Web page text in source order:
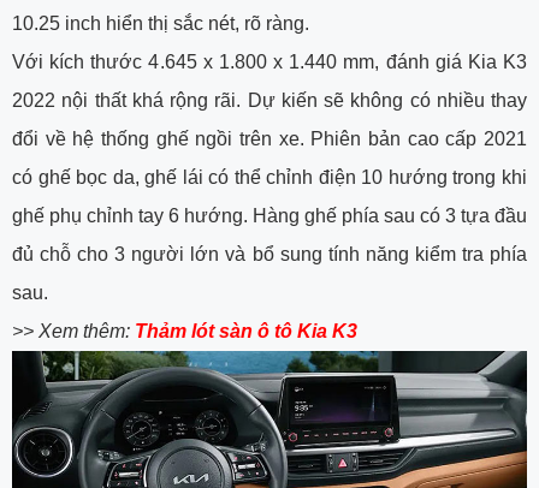
10.25 inch hiển thị sắc nét, rõ ràng.
Với kích thước 4.645 x 1.800 x 1.440 mm, đánh giá Kia K3
2022 nội thất khá rộng rãi. Dự kiến sẽ không có nhiều thay
đổi về hệ thống ghế ngồi trên xe. Phiên bản cao cấp 2021
có ghế bọc da, ghế lái có thể chỉnh điện 10 hướng trong khi
ghế phụ chỉnh tay 6 hướng. Hàng ghế phía sau có 3 tựa đầu
đủ chỗ cho 3 người lớn và bổ sung tính năng kiểm tra phía
sau.
>> Xem thêm: Thảm lót sàn ô tô Kia K3